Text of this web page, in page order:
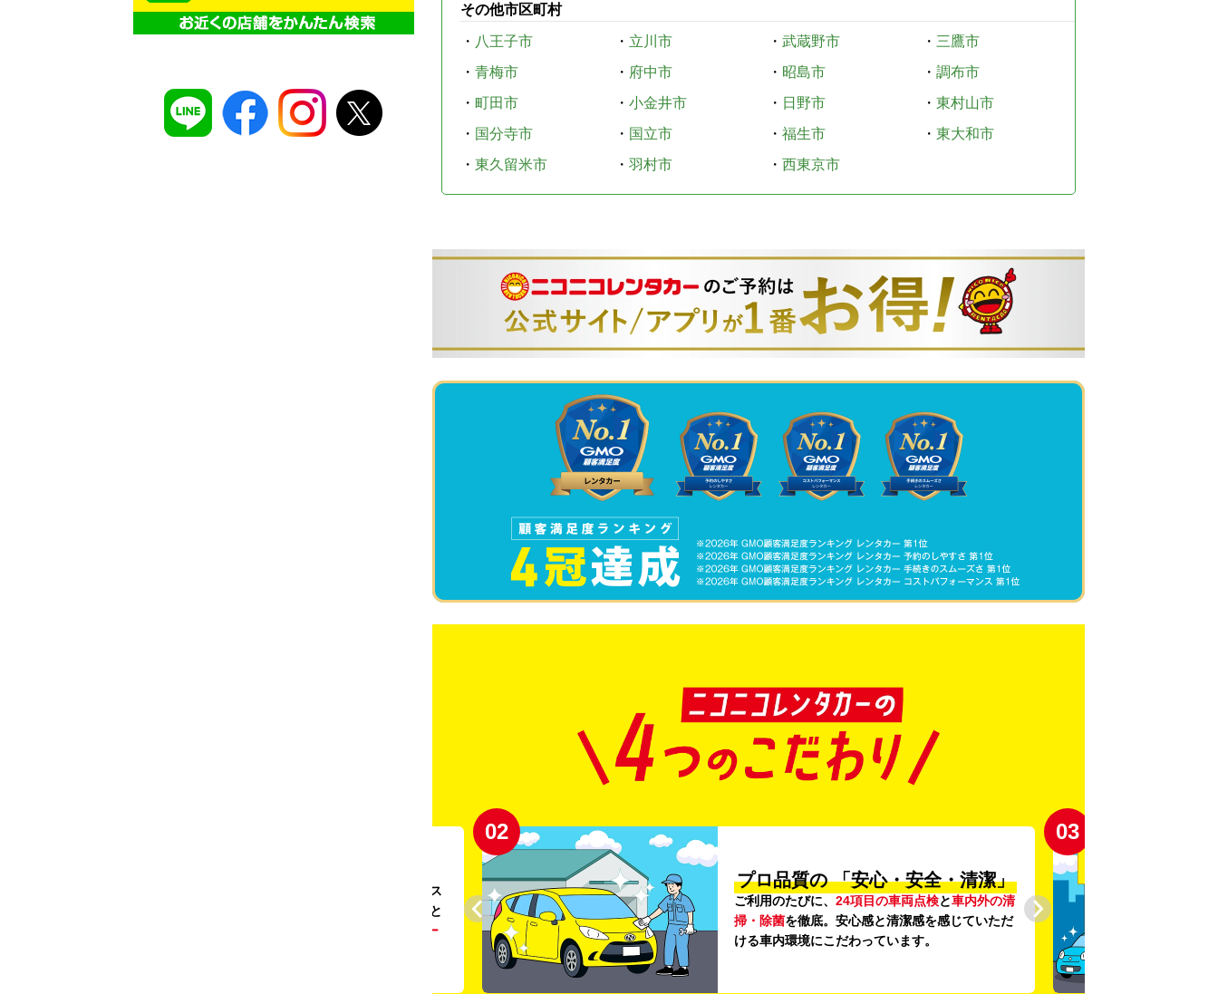
その他市区町村
・ 八王子市 ・ 立川市 ・ 武蔵野市 ・ 三鷹市
・ 青梅市 ・ 府中市 ・ 昭島市 ・ 調布市
・ 町田市 ・ 小金井市 ・ 日野市 ・ 東村山市
・ 国分寺市 ・ 国立市 ・ 福生市 ・ 東大和市
・ 東久留米市 ・ 羽村市 ・ 西東京市
。ガソリンス
タンドや整備工場の既存インフラを活用すること
リー
02
プロ品質の 「安心・安全・清潔」
ご利用のたびに、 24項目の車両点検と車内外の清
掃・除菌を徹底。安心感と清潔感を感じていただ
ける車内環境にこだわっています。
03